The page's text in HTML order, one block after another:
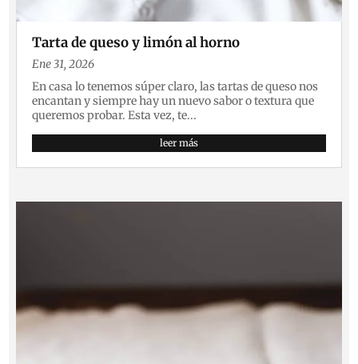
Tarta de queso y limón al horno
Ene 31, 2026
En casa lo tenemos súper claro, las tartas de queso nos
encantan y siempre hay un nuevo sabor o textura que
queremos probar. Esta vez, te...
leer más